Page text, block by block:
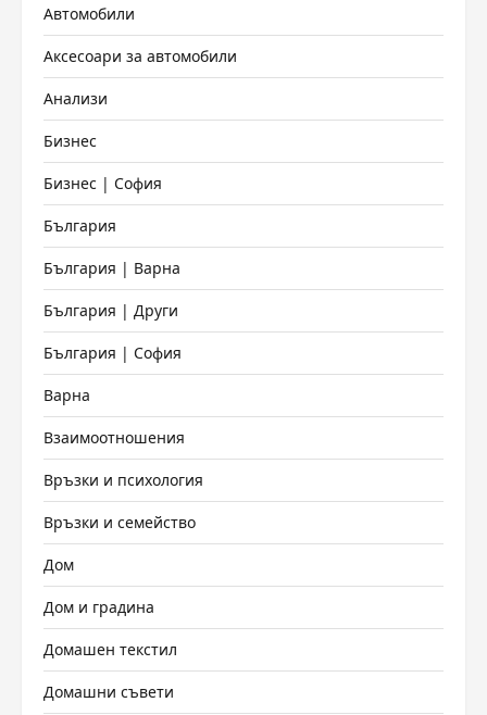
Автомобили
Аксесоари за автомобили
Анализи
Бизнес
Бизнес | София
България
България | Варна
България | Други
България | София
Варна
Взаимоотношения
Връзки и психология
Връзки и семейство
Дом
Дом и градина
Домашен текстил
Домашни съвети